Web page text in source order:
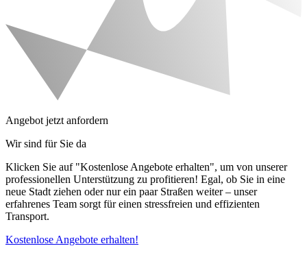
Angebot jetzt anfordern
Wir sind für Sie da
Klicken Sie auf "Kostenlose Angebote erhalten", um von unserer
professionellen Unterstützung zu profitieren! Egal, ob Sie in eine
neue Stadt ziehen oder nur ein paar Straßen weiter – unser
erfahrenes Team sorgt für einen stressfreien und effizienten
Transport.
Kostenlose Angebote erhalten!